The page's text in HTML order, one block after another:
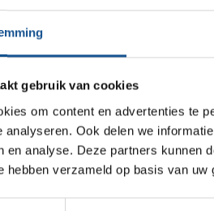
gebruik van cookies
om content en advertenties te
analyseren. Ook delen we
en analyse. Deze partners kunnen
hebben verzameld op basis van uw